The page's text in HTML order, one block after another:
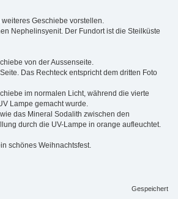
Geschiebe vorstellen.
Nephelinsyenit. Der Fundort ist die Steilküste
von der Aussenseite.
Das Rechteck entspricht dem dritten Foto
im normalen Licht, während die vierte
Lampe gemacht wurde.
das Mineral Sodalith zwischen den
durch die UV-Lampe in orange aufleuchtet.
schönes Weihnachtsfest.
Gespeichert